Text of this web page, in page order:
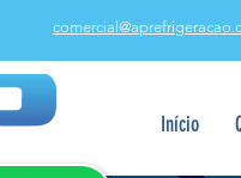
Início